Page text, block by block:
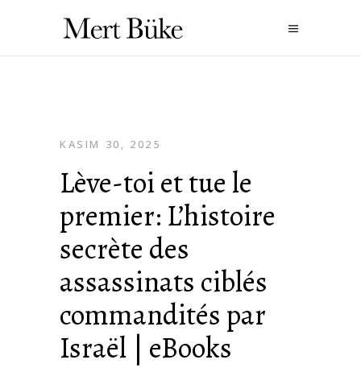
KASIM 30, 2025
Lève-toi et tue le
premier: L’histoire
secrète des
assassinats ciblés
commandités par
Israël | eBooks